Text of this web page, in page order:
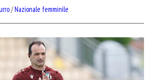
/Nazionale femminile